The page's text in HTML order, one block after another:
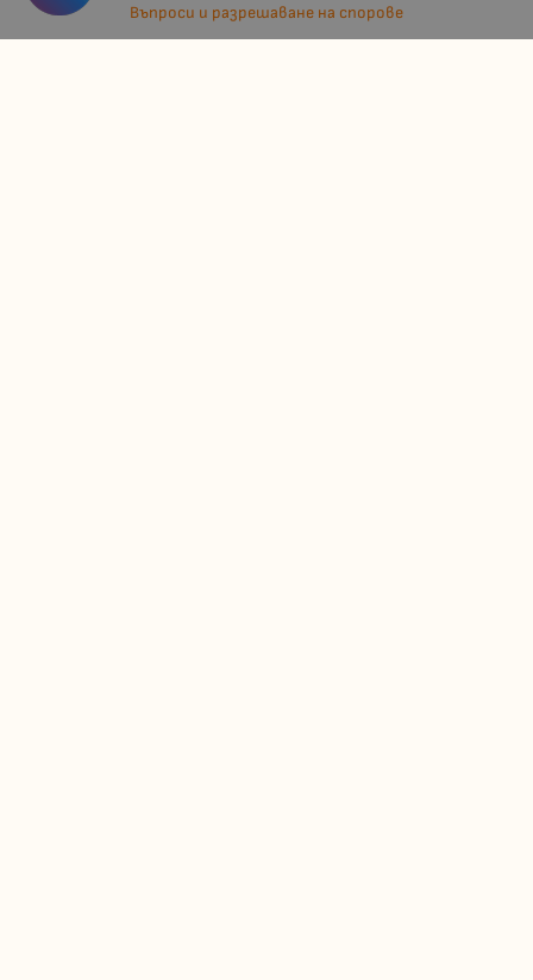
Въпроси и разрешаване на спорове